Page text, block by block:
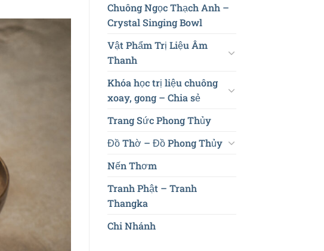
Chuông Ngọc Thạch Anh –
Crystal Singing Bowl
Vật Phẩm Trị Liệu Âm
Thanh
Khóa học trị liệu chuông
xoay, gong – Chia sẻ
Trang Sức Phong Thủy
Đồ Thờ – Đồ Phong Thủy
Nến Thơm
Tranh Phật – Tranh
Thangka
Chi Nhánh